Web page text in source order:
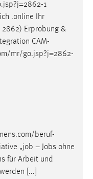
1
.online Ihr
Erprobung &
CAM-
mr/go.jsp?j=2862-
beruf-
„job – Jobs ohne
für Arbeit und
[...]